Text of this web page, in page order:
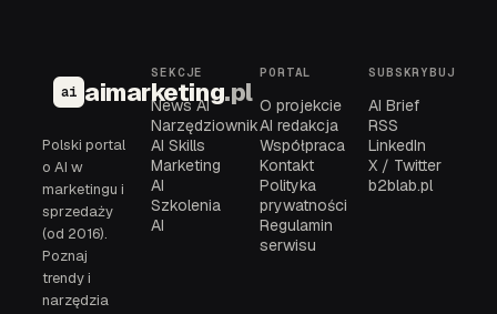
ai aimarketing.pl
Polski portal
o AI w
marketingu i
sprzedaży
(od 2016).
Poznaj
trendy i
narzędzia
SEKCJE
News AI
Narzędziownik
AI Skills
Marketing
AI
Szkolenia
AI
PORTAL
O projekcie
AI redakcja
Współpraca
Kontakt
Polityka
prywatności
Regulamin
serwisu
SUBSKRYBUJ
AI Brief
RSS
LinkedIn
X / Twitter
b2blab.pl